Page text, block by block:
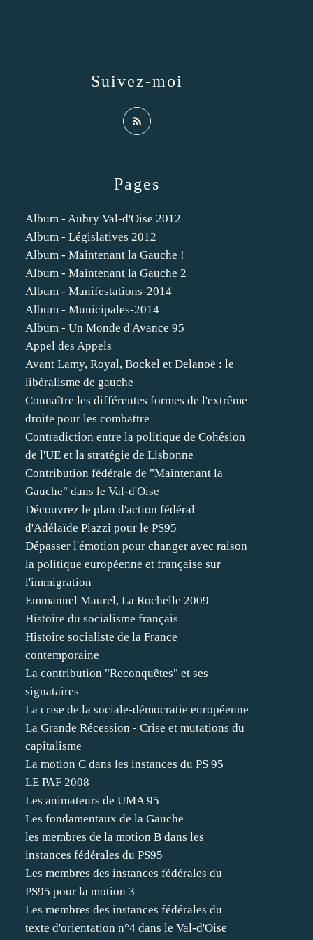
Pages
Album - Aubry Val-d'Oise 2012
Album - Législatives 2012
Album - Maintenant la Gauche !
Album - Maintenant la Gauche 2
Album - Manifestations-2014
Album - Municipales-2014
Album - Un Monde d'Avance 95
Appel des Appels
Avant Lamy, Royal, Bockel et Delanoë : le
libéralisme de gauche
Connaître les différentes formes de l'extrême
droite pour les combattre
Contradiction entre la politique de Cohésion
de l'UE et la stratégie de Lisbonne
Contribution fédérale de "Maintenant la
Gauche" dans le Val-d'Oise
Découvrez le plan d'action fédéral
d'Adélaïde Piazzi pour le PS95
Dépasser l'émotion pour changer avec raison
la politique européenne et française sur
l'immigration
Emmanuel Maurel, La Rochelle 2009
Histoire du socialisme français
Histoire socialiste de la France
contemporaine
La contribution "Reconquêtes" et ses
signataires
La crise de la sociale-démocratie européenne
La Grande Récession - Crise et mutations du
capitalisme
La motion C dans les instances du PS 95
LE PAF 2008
Les animateurs de UMA 95
Les fondamentaux de la Gauche
les membres de la motion B dans les
instances fédérales du PS95
Les membres des instances fédérales du
PS95 pour la motion 3
Les membres des instances fédérales du
texte d'orientation n°4 dans le Val-d'Oise
Suivez-moi